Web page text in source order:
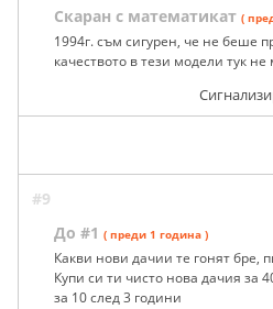
Скаран с математикат (
1994г. съм сигурен, че не беше
качеството в тези модели тук
#9
До #1 ( преди 1 година )
Какви нови дачии те гонят бре,
Купи си ти чисто нова дачия за
за 10 след 3 години